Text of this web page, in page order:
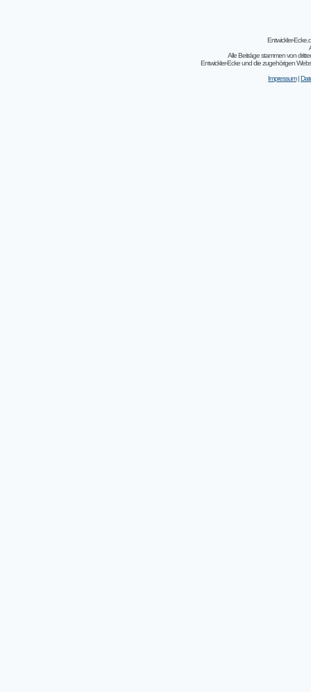
Entwickler-
Alle Beiträge stammen von
Entwickler-Ecke und die zugehörigen
Impressum|